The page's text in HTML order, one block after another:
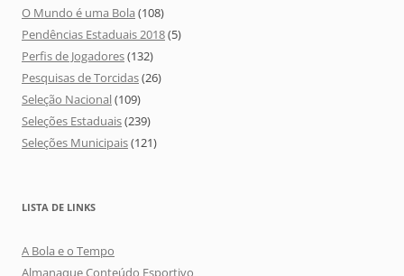
O Mundo é uma Bola (108)
Pendências Estaduais 2018(5)
Perfis de Jogadores(132)
Pesquisas de Torcidas(26)
Seleção Nacional(109)
Seleções Estaduais(239)
Seleções Municipais(121)
LISTA DE LINKS
A Bola e o Tempo
Almanaque Conteúdo Esportivo